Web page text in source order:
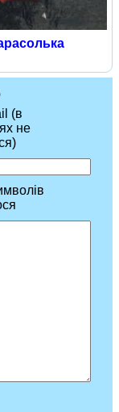
(в
не